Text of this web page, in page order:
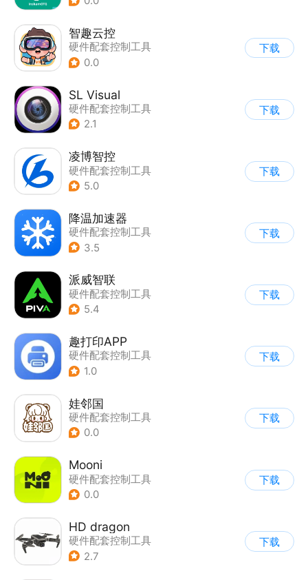
智趣云控
硬件配套控制工具
0.0
下载
SL Visual
硬件配套控制工具
2.1
下载
凌博智控
硬件配套控制工具
5.0
下载
降温加速器
硬件配套控制工具
3.5
下载
派威智联
硬件配套控制工具
5.4
下载
趣打印APP
硬件配套控制工具
1.0
下载
娃邻国
硬件配套控制工具
0.0
下载
Mooni
硬件配套控制工具
0.0
下载
HD dragon
硬件配套控制工具
2.7
下载